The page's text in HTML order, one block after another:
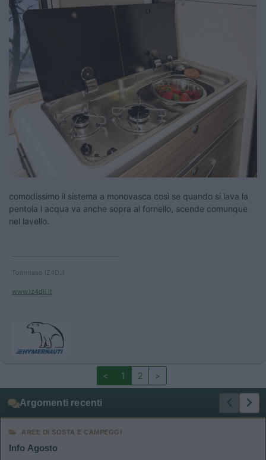
comodissimo il sistema a monovasca così se quando si lava la
pentola l acqua va anche sopra al fornello, scende comunque
nel lavello.
Tommaso IZ4DJI
www.iz4dji.it
< 1 2 >
Argomenti recenti
AREE DI SOSTA E CAMPEGGI
Info Agosto